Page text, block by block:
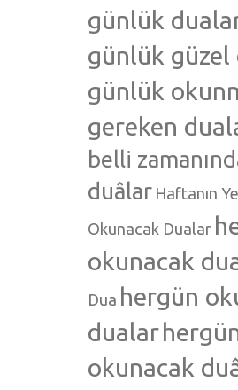
günlük
günlük güzel
günlük
gereken
belli
duâlar Haftanın
Okunacak Dualar
okunacak
Dua hergün
dualar
okunacak